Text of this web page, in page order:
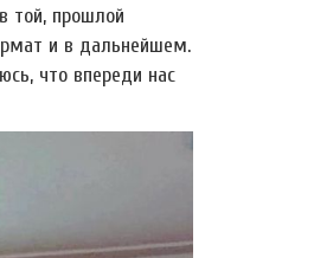
той, прошлой
и в дальнейшем.
что впереди нас